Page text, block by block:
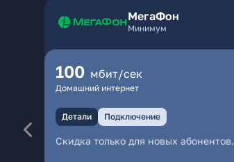
МегаФон
Минимум
100 мбит/сек
Домашний интернет
Детали Подключение
Скидка только для новых абонентов.